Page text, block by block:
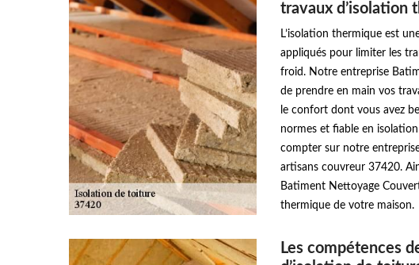
travaux d’isolation
L’isolation thermique est
appliqués pour limiter les
froid. Notre entreprise
de prendre en main vos
le confort dont vous avez
normes et fiable en
compter sur notre
artisans couvreur 37420.
Batiment Nettoyage
thermique de votre maison.
Les compétences